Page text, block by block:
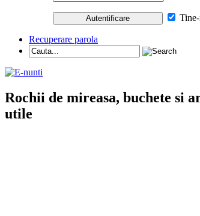
Recuperare parola
Rochii de mireasa, buchete si
utile